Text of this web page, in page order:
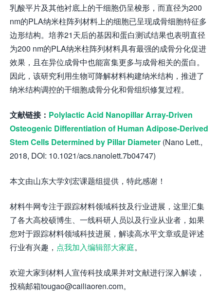
乳酸平片及其他衬底上的干细胞仍呈梭形，而直径为200
nm的PLA纳米柱阵列材料上的细胞已呈现成骨细胞特征多
边形结构。培养21天后的基因和蛋白测试结果也表明直径
为200 nm的PLA纳米柱阵列材料具有最强的成骨分化促进
效果，且在异位成骨中也能富集更多与成骨相关的蛋白。
因此，该研究利用生物可降解材料构建纳米结构，推进了
纳米结构调控的干细胞成骨分化和骨组织修复过程。
文献链接： Polylactic Acid Nanopillar Array-Driven
Osteogenic Differentiation of Human Adipose-Derived
Stem Cells Determined by Pillar Diameter (Nano Lett.,
2018, DOI: 10.1021/acs.nanolett.7b04747)
本文由山东大学刘宏课题组提供，特此感谢！
材料牛网专注于跟踪材料领域科技及行业进展，这里汇集
了各大高校硕博生、一线科研人员以及行业从业者，如果
您对于跟踪材料领域科技进展，解读高水平文章或是评述
行业有兴趣， 点我加入编辑部大家庭。
欢迎大家到材料人宣传科技成果并对文献进行深入解读，
投稿邮箱tougao@cailiaoren.com。